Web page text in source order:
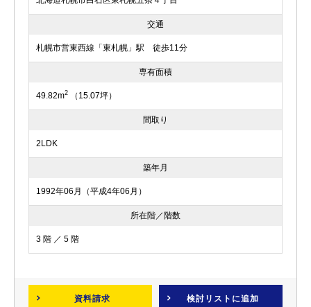
交通
札幌市営東西線「東札幌」駅 徒歩11分
専有面積
49.82m2 （15.07坪）
間取り
2LDK
築年月
1992年06月（平成4年06月）
所在階／階数
3 階 ／ 5 階
資料請求 検討リスト に追加